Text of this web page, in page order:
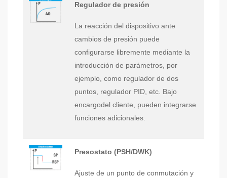
Regulador de presión
La reacción del dispositivo ante
cambios de presión puede
configurarse libremente mediante la
introducción de parámetros, por
ejemplo, como regulador de dos
puntos, regulador PID, etc. Bajo
encargodel cliente, pueden integrarse
funciones adicionales.
Presostato (PSH/DWK)
Ajuste de un punto de conmutación y